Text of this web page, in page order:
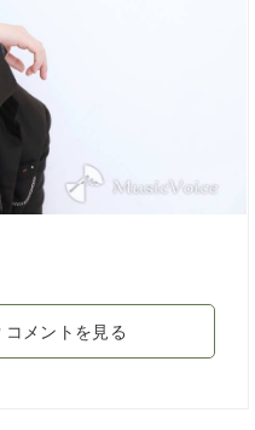
メントを見る